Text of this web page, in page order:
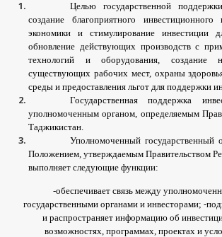
Целью государственной поддержки
создание
благоприятного инвестиционного
экономики
и стимулирование инвестиции
обновление действующих производств с
технологий
и оборудования, создание
существующих рабочих мест, охраны
среды и предоставления льгот для поддержки
Государственная
поддержка
уполномоченным органом, определяемым
Таджикистан.
Уполномоченный государственный
Положением, утверждаемым Правительством
выполняет следующие функции:
-обеспечивает связь между
государственными органами и инвесторами; -
и распространяет информацию об
возможностях программах проектах и